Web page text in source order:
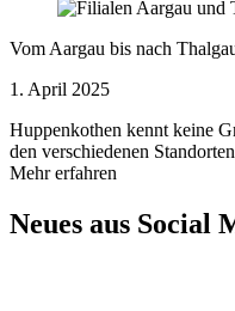
Vom Aargau bis nach
1. April 2025
Huppenkothen kennt keine
den verschiedenen
Mehr erfahren
Neues aus Social